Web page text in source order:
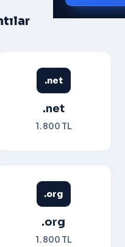
Referanslar
Ödeme
İletişim
.net
.net
1.800 TL
.org
.org
1.800 TL